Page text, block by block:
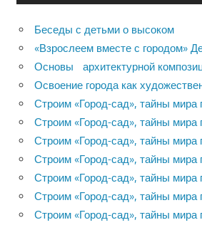
Беседы с детьми о высоком
«Взрослеем вместе с городом»
Основы архитектурной
Освоение города как
Строим «Город-сад», тайны мира
Строим «Город-сад», тайны мира
Строим «Город-сад», тайны мира
Строим «Город-сад», тайны мира
Строим «Город-сад», тайны мира
Строим «Город-сад», тайны мира
Строим «Город-сад», тайны мира